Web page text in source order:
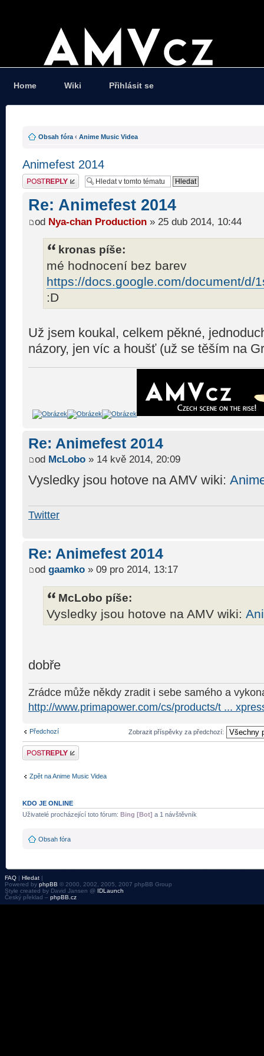
Home Wiki Přihlásit se
Obsah fóra ‹ Anime Music Videa
Animefest 2014
Odeslat odpověď
Re: Animefest 2014
od Nya-chan Production » 25 dub 2014, 10:44
kronas píše:
mé hodnocení bez barev
https://docs.google.com/document/d/
:D
Už jsem koukal, celkem pěkné,
názory, jen víc a houšť (už se těším na
Re: Animefest 2014
od McLobo » 14 kvě 2014, 20:09
Vysledky jsou hotove na AMV wiki:
Twitter
Re: Animefest 2014
od gaamko » 09 pro 2014, 13:17
McLobo píše:
Vysledky jsou hotove na AMV wiki:
dobře
Zrádce může někdy zradit i sebe samého a
http://www.primapower.com/cs/products/t ...
Předchozí Zobrazit příspěvky za předchozí:
Odeslat odpověď
Zpět na Anime Music Videa
KDO JE ONLINE
Uživatelé procházející toto fórum: Bing [Bot] a 1 návštěvník
Obsah fóra
FAQ | Hledat |
Powered by phpBB © 2000, 2002, 2005, 2007 phpBB Group
Style created by David Jansen @ IDLaunch
Český překlad – phpBB.cz